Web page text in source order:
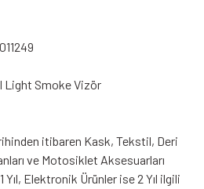
Light Smoke Vizör
itibaren Kask, Tekstil, Deri
ve Motosiklet Aksesuarları
Yıl, Elektronik Ürünler ise 2 Yıl ilgili